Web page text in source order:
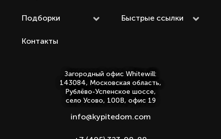
Подборки Быстрые ссылки
Контакты
Загородный офис Whitewill:
143084, Московская область,
Рублёво-Успенское шоссе,
село Усово, 100В, офис 19
info@kypitedom.com